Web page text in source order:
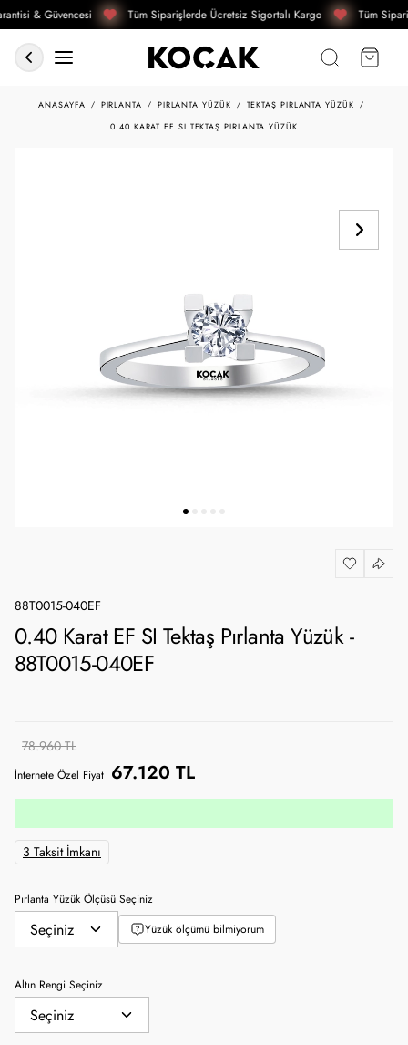
& Güvencesi Tüm Siparişlerde Ücretsiz Sigortalı Kargo Tüm
ANASAYFA PIRLANTA PIRLANTA YÜZÜK
TEKTAŞ PIRLANTA YÜZÜK
0.40 KARAT EF SI TEKTAŞ PIRLANTA YÜZÜK
88T0015-040EF
0.40 Karat EF SI Tektaş Pırlanta Yüzük -
88T0015-040EF
78.960 TL
İnternete Özel Fiyat 67.120 TL
3 Taksit İmkanı
Pırlanta Yüzük Ölçüsü Seçiniz
Yüzük ölçümü bilmiyorum
Altın Rengi Seçiniz